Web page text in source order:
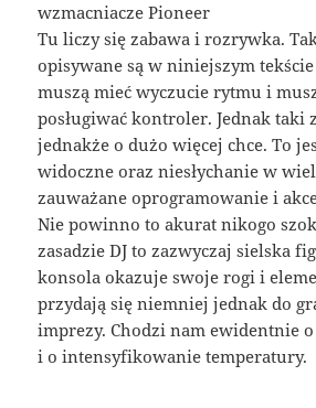
wzmacniacze Pioneer
Tu liczy się zabawa i rozrywka.
opisywane są w niniejszym
muszą mieć wyczucie rytmu i
posługiwać kontroler. Jednak taki
jednakże o dużo więcej chce. To
widoczne oraz niesłychanie w
zauważane oprogramowanie i
Nie powinno to akurat nikogo
zasadzie DJ to zazwyczaj sielska
konsola okazuje swoje rogi i
przydają się niemniej jednak do
imprezy. Chodzi nam ewidentnie
i o intensyfikowanie temperatury.